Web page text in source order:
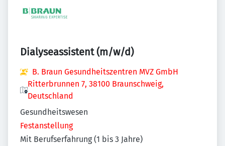
Dialyseassistent (m/w/d)
B. Braun Gesundheitszentren MVZ GmbH
Ritterbrunnen 7, 38100 Braunschweig,
Deutschland
Gesundheitswesen
Festanstellung
Mit Berufserfahrung (1 bis 3 Jahre)